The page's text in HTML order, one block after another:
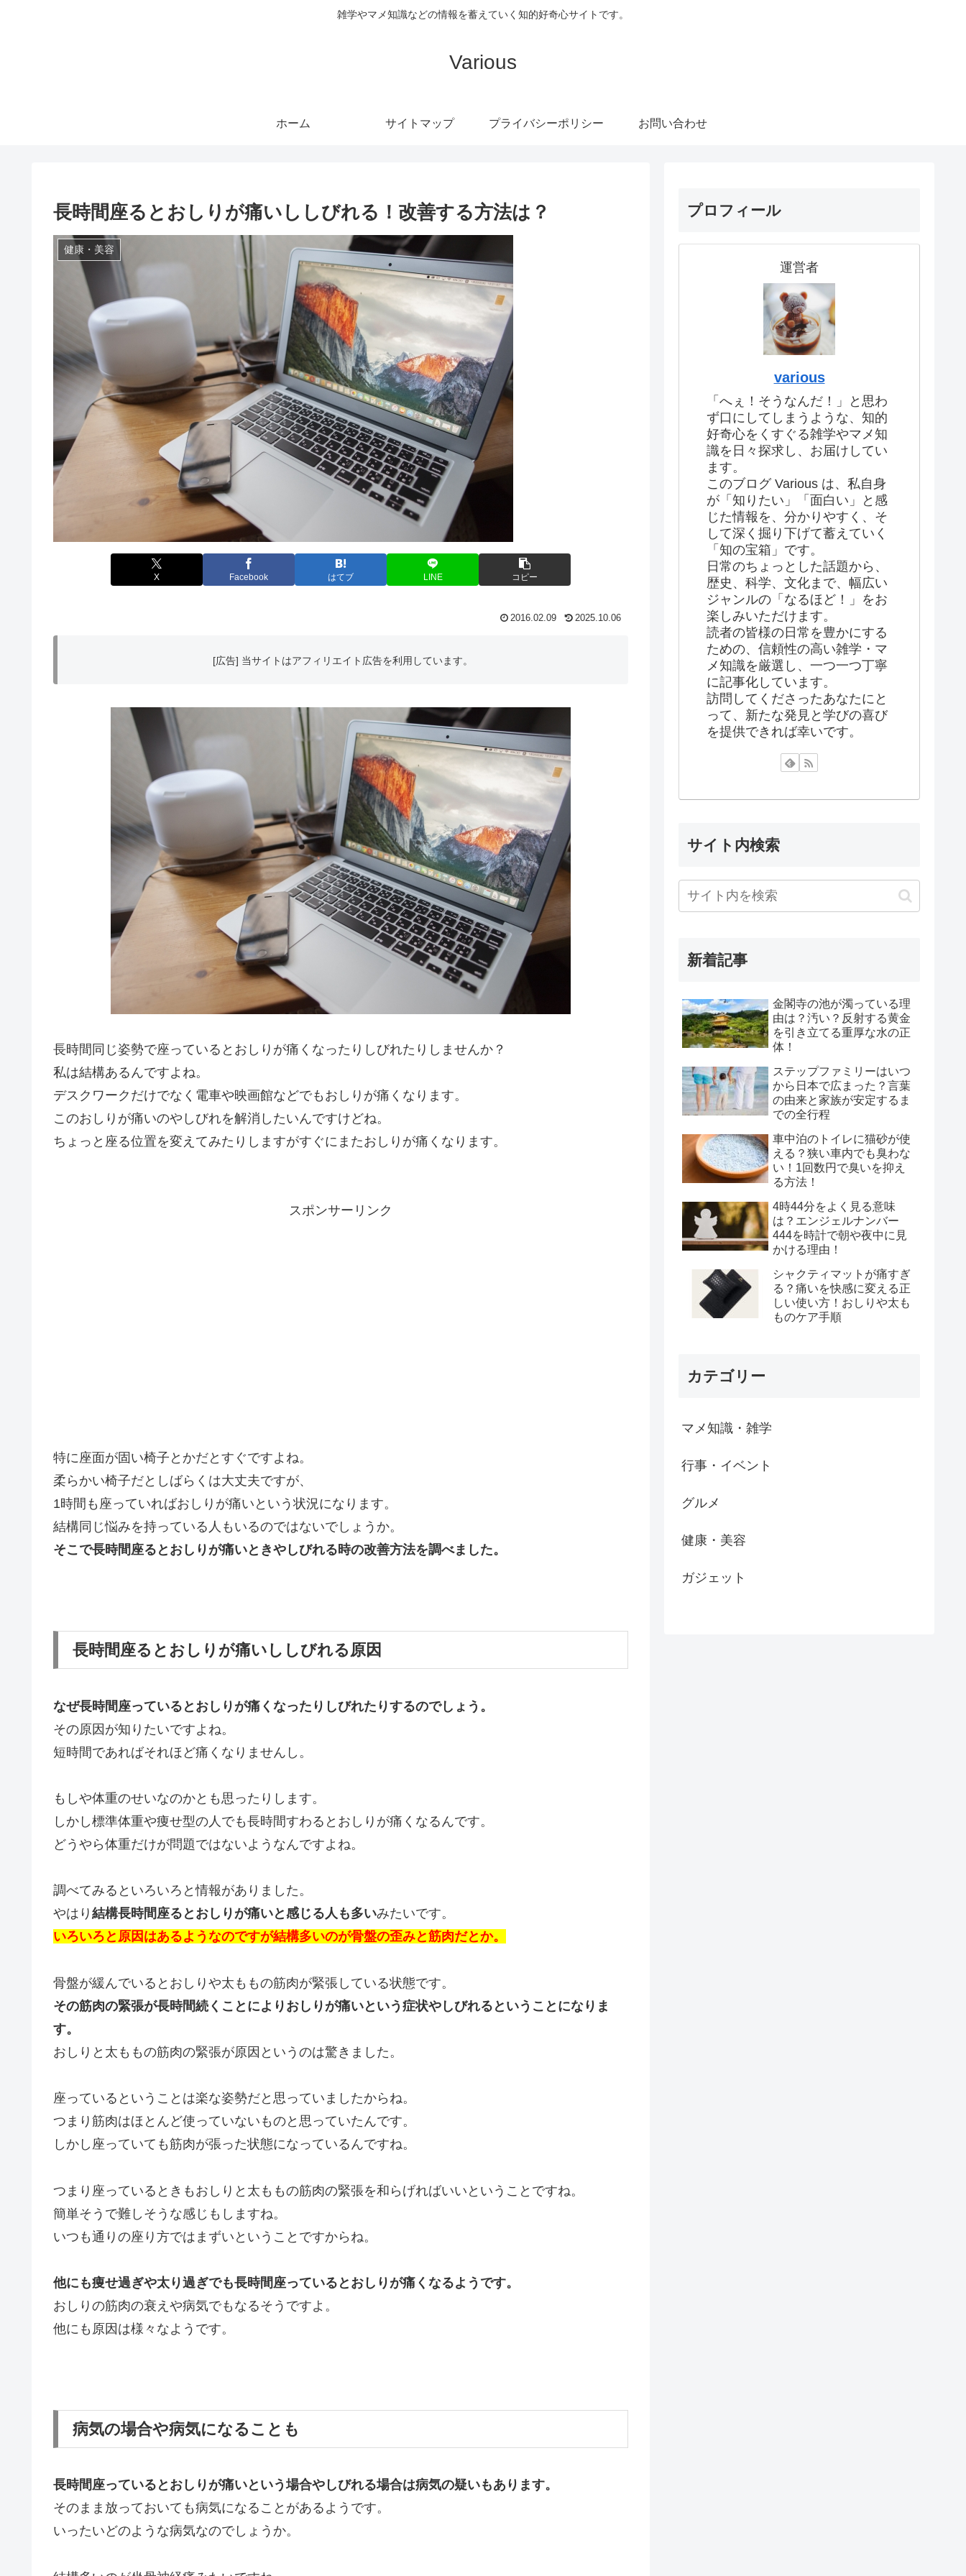
雑学やマメ知識などの情報を蓄えていく知的好奇心サイトです。
Various
ホーム サイトマップ プライバシーポリシー お問い合わせ
長時間座るとおしりが痛いししびれる！改善する方法は？
健康・美容
X Facebook はてブ LINE コピー
2016.02.09 2025.10.06
[広告] 当サイトはアフィリエイト広告を利用しています。
長時間同じ姿勢で座っているとおしりが痛くなったりしびれたりしませんか？
私は結構あるんですよね。
デスクワークだけでなく電車や映画館などでもおしりが痛くなります。
このおしりが痛いのやしびれを解消したいんですけどね。
ちょっと座る位置を変えてみたりしますがすぐにまたおしりが痛くなります。
スポンサーリンク
特に座面が固い椅子とかだとすぐですよね。
柔らかい椅子だとしばらくは大丈夫ですが、
1時間も座っていればおしりが痛いという状況になります。
結構同じ悩みを持っている人もいるのではないでしょうか。
そこで長時間座るとおしりが痛いときやしびれる時の改善方法を調べました。
長時間座るとおしりが痛いししびれる原因
なぜ長時間座っているとおしりが痛くなったりしびれたりするのでしょう。
その原因が知りたいですよね。
短時間であればそれほど痛くなりませんし。
もしや体重のせいなのかとも思ったりします。
しかし標準体重や痩せ型の人でも長時間すわるとおしりが痛くなるんです。
どうやら体重だけが問題ではないようなんですよね。
調べてみるといろいろと情報がありました。
やはり 結構長時間座るとおしりが痛いと感じる人も多いみたいです。
いろいろと原因はあるようなのですが結構多いのが骨盤の歪みと筋肉だとか。
骨盤が緩んでいるとおしりや太ももの筋肉が緊張している状態です。
その筋肉の緊張が長時間続くことによりおしりが痛いという症状やしびれるということになりま
す。
おしりと太ももの筋肉の緊張が原因というのは驚きました。
座っているということは楽な姿勢だと思っていましたからね。
つまり筋肉はほとんど使っていないものと思っていたんです。
しかし座っていても筋肉が張った状態になっているんですね。
つまり座っているときもおしりと太ももの筋肉の緊張を和らげればいいということですね。
簡単そうで難しそうな感じもしますね。
いつも通りの座り方ではまずいということですからね。
他にも痩せ過ぎや太り過ぎでも長時間座っているとおしりが痛くなるようです。
おしりの筋肉の衰えや病気でもなるそうですよ。
他にも原因は様々なようです。
病気の場合や病気になることも
長時間座っているとおしりが痛いという場合やしびれる場合は病気の疑いもあります。
そのまま放っておいても病気になることがあるようです。
いったいどのような病気なのでしょうか。
プロフィール
運営者
various
「へぇ！そうなんだ！」と思わ
ず口にしてしまうような、知的
好奇心をくすぐる雑学やマメ知
識を日々探求し、お届けしてい
ます。
このブログ Various は、私自身
が「知りたい」「面白い」と感
じた情報を、分かりやすく、そ
して深く掘り下げて蓄えていく
「知の宝箱」です。
日常のちょっとした話題から、
歴史、科学、文化まで、幅広い
ジャンルの「なるほど！」をお
楽しみいただけます。
読者の皆様の日常を豊かにする
ための、信頼性の高い雑学・マ
メ知識を厳選し、一つ一つ丁寧
に記事化しています。
訪問してくださったあなたにと
って、新たな発見と学びの喜び
を提供できれば幸いです。
サイト内検索
新着記事
金閣寺の池が濁っている理
由は？汚い？反射する黄金
を引き立てる重厚な水の正
体！
ステップファミリーはいつ
から日本で広まった？言葉
の由来と家族が安定するま
での全行程
車中泊のトイレに猫砂が使
える？狭い車内でも臭わな
い！1回数円で臭いを抑え
る方法！
4時44分をよく見る意味
は？エンジェルナンバー
444を時計で朝や夜中に見
かける理由！
シャクティマットが痛すぎ
る？痛いを快感に変える正
しい使い方！おしりや太も
ものケア手順
カテゴリー
マメ知識・雑学
行事・イベント
グルメ
健康・美容
ガジェット